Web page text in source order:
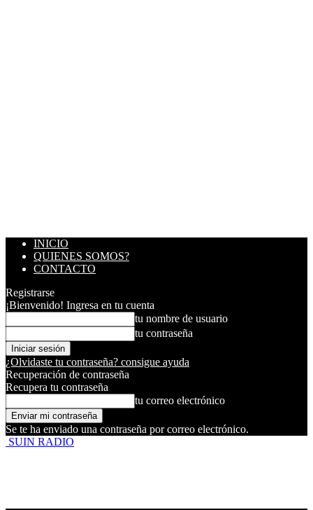
INICIO
QUIENES SOMOS?
CONTACTO
Registrarse
¡Bienvenido! Ingresa en tu cuenta
tu nombre de usuario
tu contraseña
¿Olvidaste tu contraseña? consigue ayuda
Recuperación de contraseña
Recupera tu contraseña
tu correo electrónico
Se te ha enviado una contraseña por correo electrónico.
SUIN RADIO